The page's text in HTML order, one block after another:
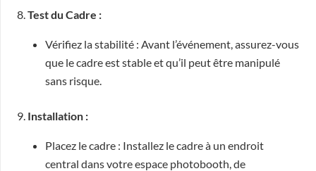
8.Test du Cadre :
Vérifiez la stabilité : Avant l’événement, assurez-vous
que le cadre est stable et qu’il peut être manipulé
sans risque.
9. Installation :
Placez le cadre : Installez le cadre à un endroit
central dans votre espace photobooth, de